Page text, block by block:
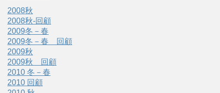
2008秋
2008秋-回顧
2009冬－春
2009冬－春 回顧
2009秋
2009秋 回顧
2010 冬－春
2010 回顧